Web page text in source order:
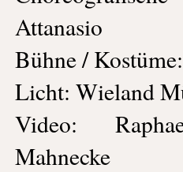
Attanasio
Bühne /
Licht: Wieland
Video:
Mahnecke